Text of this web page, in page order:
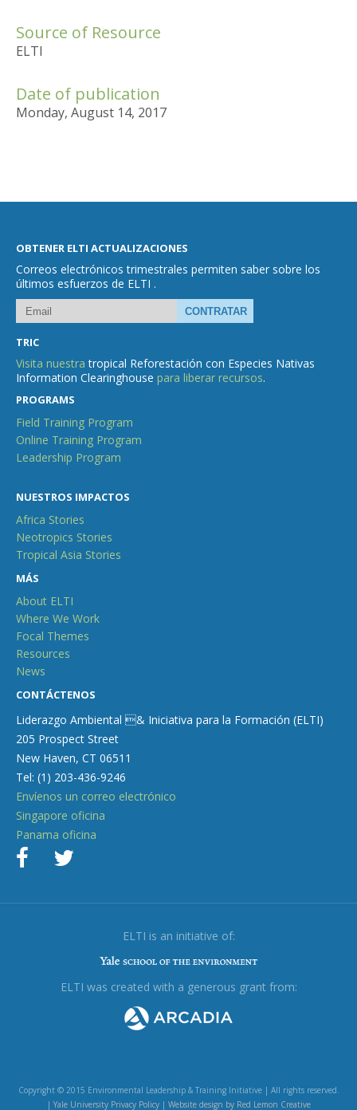
Source of Resource
ELTI
Date of publication
Monday, August 14, 2017
OBTENER ELTI ACTUALIZACIONES
Correos electrónicos trimestrales permiten saber sobre los
últimos esfuerzos de ELTI .
TRIC
Visita nuestra tropical Reforestación con Especies Nativas
Information Clearinghouse para liberar recursos.
PROGRAMS
Field Training Program
Online Training Program
Leadership Program
NUESTROS IMPACTOS
Africa Stories
Neotropics Stories
Tropical Asia Stories
MÁS
About ELTI
Where We Work
Focal Themes
Resources
News
CONTÁCTENOS
Liderazgo Ambiental & Iniciativa para la Formación (ELTI)
205 Prospect Street
New Haven, CT 06511
Tel: (1) 203-436-9246
Envíenos un correo electrónico
Singapore oficina
Panama oficina
ELTI is an initiative of:
ELTI was created with a generous grant from:
Copyright © 2015 Environmental Leadership & Training Initiative | All rights reserved.
| Yale University Privacy Policy| Website design by Red Lemon Creative